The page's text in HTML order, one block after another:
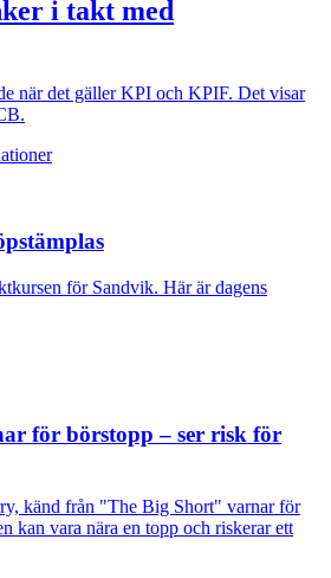
i takt med
när det gäller KPI och KPIF. Det visar
för Sandvik. Här är dagens
för börstopp – ser risk för
känd från "The Big Short" varnar för
kan vara nära en topp och riskerar ett